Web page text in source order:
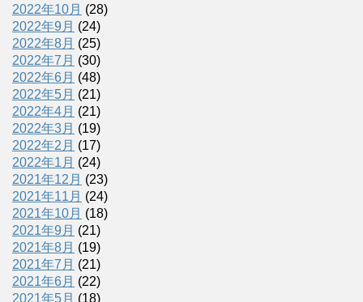
2022年10月 (28)
2022年9月 (24)
2022年8月 (25)
2022年7月 (30)
2022年6月 (48)
2022年5月 (21)
2022年4月 (21)
2022年3月 (19)
2022年2月 (17)
2022年1月 (24)
2021年12月 (23)
2021年11月 (24)
2021年10月 (18)
2021年9月 (21)
2021年8月 (19)
2021年7月 (21)
2021年6月 (22)
2021年5月 (18)